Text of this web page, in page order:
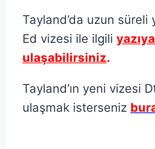
Tayland’da uzun süreli
Ed vizesi ile ilgili
ulaşabilirsiniz.
Tayland’ın yeni vizesi
ulaşmak isterseniz